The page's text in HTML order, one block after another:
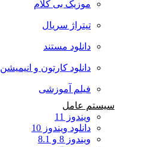
موزیک بی کلام
تیتراژ سریال
دانلود مستند
دانلود کارتون و انیمیشن
فیلم آموزشی
سیستم عامل
ویندوز 11
دانلود ویندوز 10
ویندوز 8 و 8.1